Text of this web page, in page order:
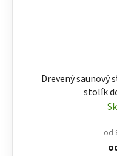
Drevený saunový
stolík
od